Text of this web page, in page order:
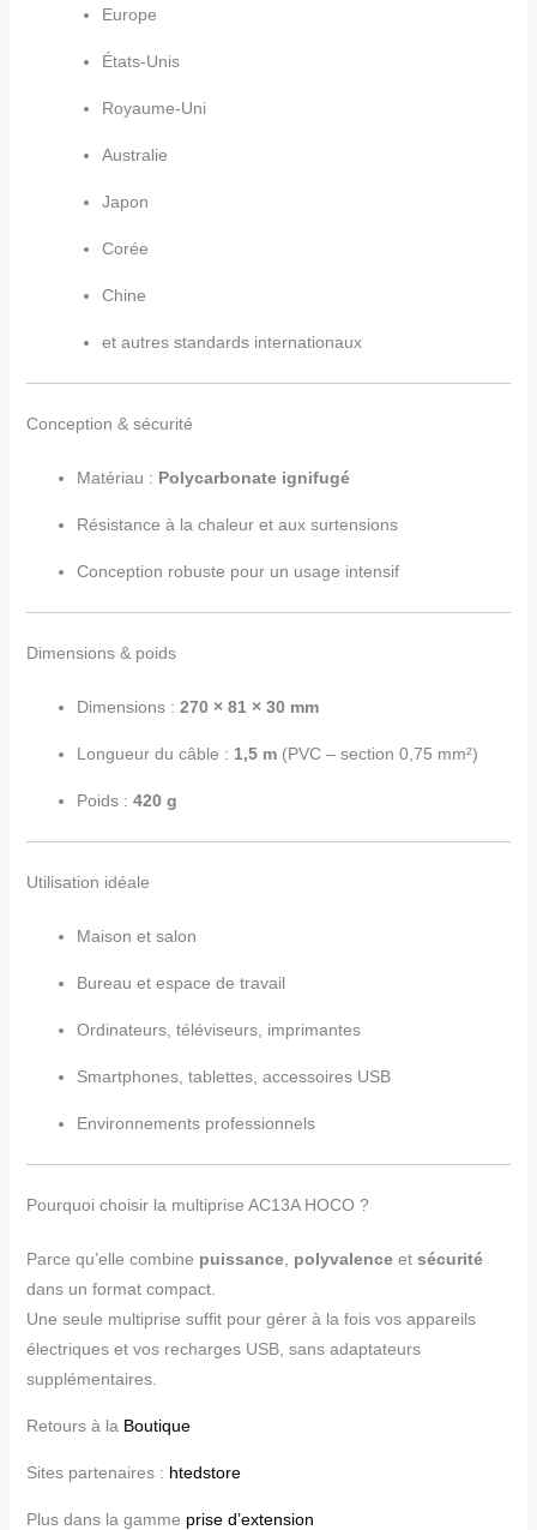
Europe
États-Unis
Royaume-Uni
Australie
Japon
Corée
Chine
et autres standards internationaux
Conception & sécurité
Matériau : Polycarbonate ignifugé
Résistance à la chaleur et aux surtensions
Conception robuste pour un usage intensif
Dimensions & poids
Dimensions : 270 × 81 × 30 mm
Longueur du câble : 1,5 m(PVC – section 0,75 mm²)
Poids : 420 g
Utilisation idéale
Maison et salon
Bureau et espace de travail
Ordinateurs, téléviseurs, imprimantes
Smartphones, tablettes, accessoires USB
Environnements professionnels
Pourquoi choisir la multiprise AC13A HOCO ?
Parce qu’elle combine puissance, polyvalenceet sécurité
dans un format compact.
Une seule multiprise suffit pour gérer à la fois vos appareils
électriques et vos recharges USB, sans adaptateurs
supplémentaires.
Retours à la Boutique
Sites partenaires : htedstore
Plus dans la gamme prise d’extension